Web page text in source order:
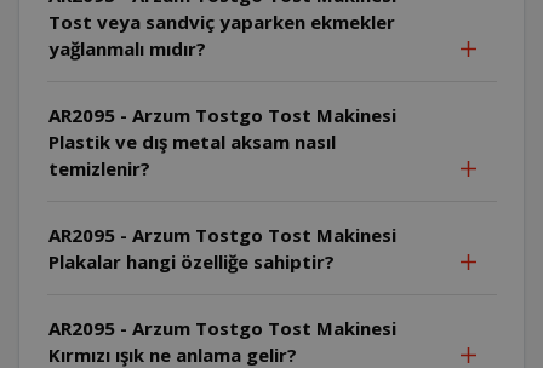
Tost veya sandviç yaparken ekmekler
yağlanmalı mıdır?
AR2095 - Arzum Tostgo Tost Makinesi
Plastik ve dış metal aksam nasıl
temizlenir?
AR2095 - Arzum Tostgo Tost Makinesi
Plakalar hangi özelliğe sahiptir?
AR2095 - Arzum Tostgo Tost Makinesi
Kırmızı ışık ne anlama gelir?